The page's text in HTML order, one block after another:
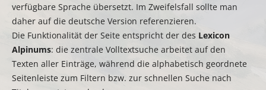
verfügbare Sprache übersetzt. Im Zweifelsfall sollte man
daher auf die deutsche Version referenzieren.
Die Funktionalität der Seite entspricht der des Lexicon
Alpinums: die zentrale Volltextsuche arbeitet auf den
Texten aller Einträge, während die alphabetisch geordnete
Seitenleiste zum Filtern bzw. zur schnellen Suche nach